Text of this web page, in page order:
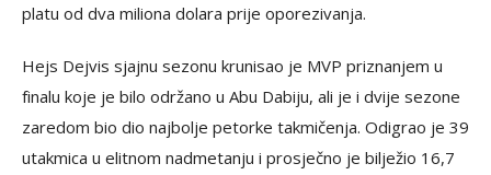
platu od dva miliona dolara prije oporezivanja.
Hejs Dejvis sjajnu sezonu krunisao je MVP priznanjem u
finalu koje je bilo održano u Abu Dabiju, ali je i dvije sezone
zaredom bio dio najbolje petorke takmičenja. Odigrao je 39
utakmica u elitnom nadmetanju i prosječno je bilježio 16,7